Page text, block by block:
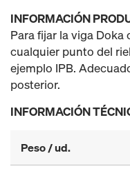
INFORMACIÓN
Para fijar la viga Doka
cualquier punto del
ejemplo IPB.
posterior.
INFORMACIÓN
Peso / ud.